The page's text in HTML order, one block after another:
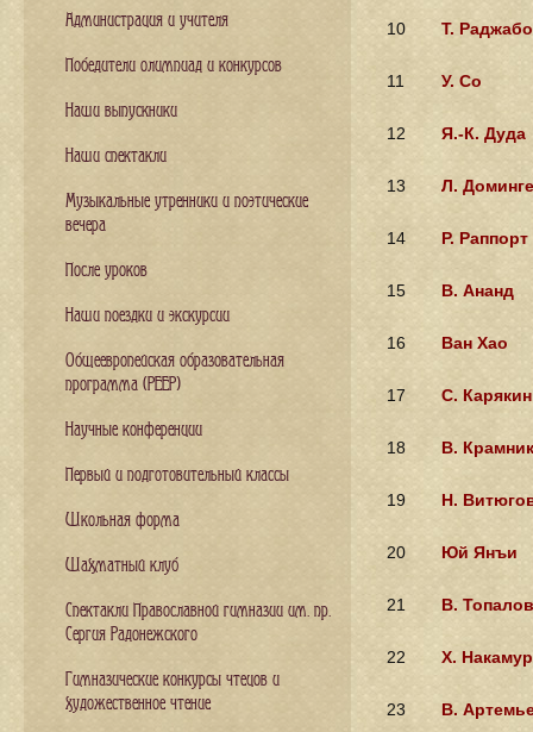
10 Т.
11 У. Со
12 Я.-К. Дуда
13 Л.
14 Р. Раппорт
15 В. Ананд
16 Ван Хао
17 С. Карякин
18 В. Крамник
19 Н.
20 Юй Янъи
21 В. Топалов
22 Х.
23 В.
Администрация и учителя
Победители олимпиад и конкурсов
Наши выпускники
Наши спектакли
Музыкальные утренники и поэтические
вечера
После уроков
Наши поездки и экскурсии
Общеевропейская образовательная
программа (PEEP)
Научные конференции
Первый и подготовительный классы
Школьная форма
Шахматный клуб
Спектакли Православной гимназии им. пр.
Сергия Радонежского
Гимназические конкурсы чтецов и
художественное чтение